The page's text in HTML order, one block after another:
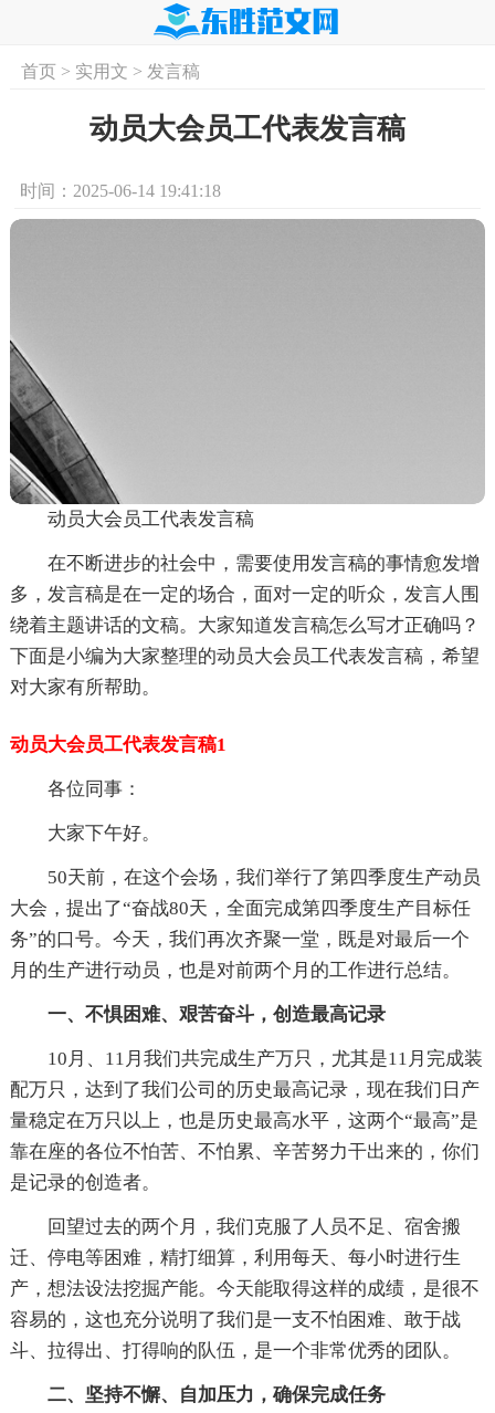
首页 实用文
首页> 实用文 > 发言稿
动员大会员工代表发言稿
时间：2025-06-14 19:41:18
动员大会员工代表发言稿
在不断进步的社会中，需要使用发言稿的事情愈发增
多，发言稿是在一定的场合，面对一定的听众，发言人围
绕着主题讲话的文稿。大家知道发言稿怎么写才正确吗？
下面是小编为大家整理的动员大会员工代表发言稿，希望
对大家有所帮助。
动员大会员工代表发言稿1
各位同事：
大家下午好。
50天前，在这个会场，我们举行了第四季度生产动员
大会，提出了“奋战80天，全面完成第四季度生产目标任
务”的口号。今天，我们再次齐聚一堂，既是对最后一个
月的生产进行动员，也是对前两个月的工作进行总结。
一、不惧困难、艰苦奋斗，创造最高记录
10月、11月我们共完成生产万只，尤其是11月完成装
配万只，达到了我们公司的历史最高记录，现在我们日产
量稳定在万只以上，也是历史最高水平，这两个“最高”是
靠在座的各位不怕苦、不怕累、辛苦努力干出来的，你们
是记录的创造者。
回望过去的两个月，我们克服了人员不足、宿舍搬
迁、停电等困难，精打细算，利用每天、每小时进行生
产，想法设法挖掘产能。今天能取得这样的成绩，是很不
容易的，这也充分说明了我们是一支不怕困难、敢于战
斗、拉得出、打得响的队伍，是一个非常优秀的团队。
二、坚持不懈、自加压力，确保完成任务